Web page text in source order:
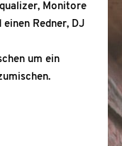
Monitore
Redner, DJ
um ein